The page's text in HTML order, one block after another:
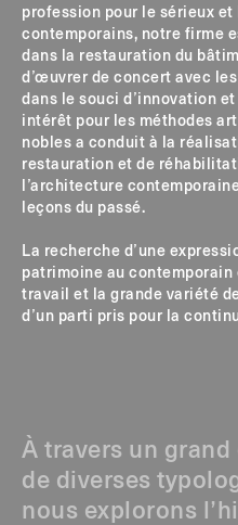
profession pour le sérieux
contemporains, notre firme
dans la restauration du
d’œuvrer de concert avec
dans le souci d’innovation
intérêt pour les méthodes
nobles a conduit à la
restauration et de
l’architecture
leçons du passé.
La recherche d’une
patrimoine au
travail et la grande variété
d’un parti pris pour la
À travers un
de diverses
nous explorons